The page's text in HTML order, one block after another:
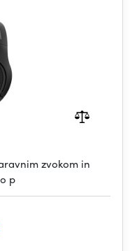
zvokom in
p